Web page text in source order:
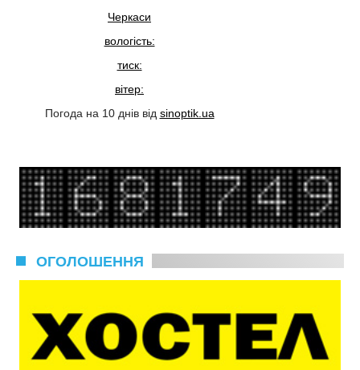
Черкаси
вологість:
тиск:
вітер:
Погода на 10 днів від sinoptik.ua
ОГОЛОШЕННЯ